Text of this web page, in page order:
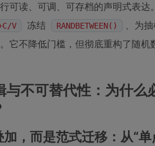
可读、可调、可存档的声明式表
V 冻结 RANDBETWEEN()
、为
它不降低门槛，但彻底重构了随机
与不可替代性：为什
，而是范式迁移：从“单